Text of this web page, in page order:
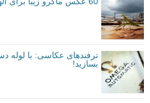
ترفندهای عکاسی: با لوله
بسازید!